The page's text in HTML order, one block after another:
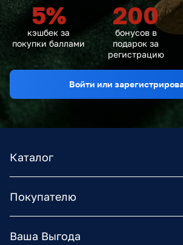
5%
кэшбек за
покупки баллами
200
бонусов в
подарок за
регистрацию
Войти или
Каталог
Покупателю
Ваша Выгода